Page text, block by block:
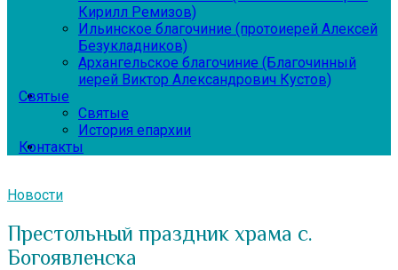
Кирилл Ремизов)
Ильинское благочиние (протоиерей Алексей
Безукладников)
Архангельское благочиние (Благочинный
иерей Виктор Александрович Кустов)
Святые
Святые
История епархии
Контакты
Новости
Престольный праздник храма с.
Богоявленска